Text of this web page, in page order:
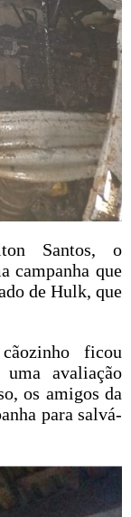
Santos, o
campanha que
de Hulk, que
ficou
avaliação
os amigos da
para salvá-